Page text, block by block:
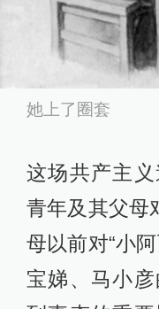
她上了圈套
这场共产主
青年及其父母
母以前对“小
宝娣、马小